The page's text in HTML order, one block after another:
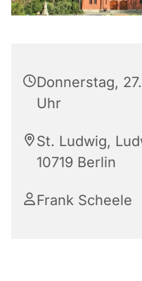
Donnerstag,
Uhr
St. Ludwig,
10719 Berlin
Frank Scheele